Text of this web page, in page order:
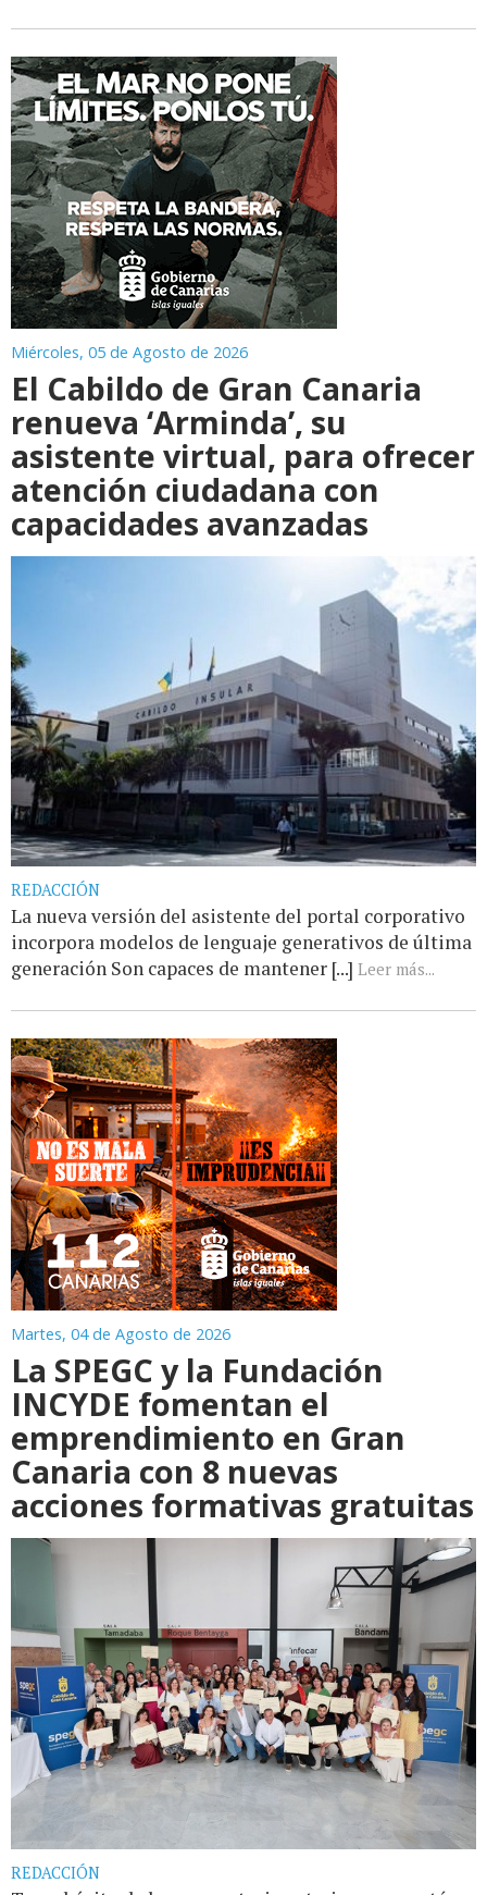
Miércoles, 05 de Agosto de 2026
El Cabildo de Gran Canaria
renueva ‘Arminda’, su
asistente virtual, para ofrecer
atención ciudadana con
capacidades avanzadas
REDACCIÓN
La nueva versión del asistente del portal corporativo
incorpora modelos de lenguaje generativos de última
generación Son capaces de mantener [...] Leer más...
Martes, 04 de Agosto de 2026
La SPEGC y la Fundación
INCYDE fomentan el
emprendimiento en Gran
Canaria con 8 nuevas
acciones formativas gratuitas
REDACCIÓN